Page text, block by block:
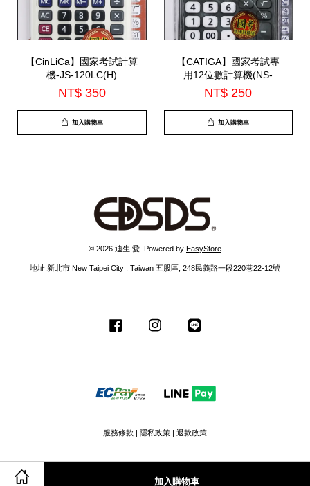
加入購物車
【CinLiCa】國家考試計算
機-JS-120LC(H)
NT$ 350
加入購物車
【CATIGA】國家考試專
用12位數計算機(NS-
1200B)
NT$ 250
加入購物車
© 2026 迪生 愛. Powered by EasyStore
地址:新北市 New Taipei City , Taiwan 五股區, 248民義路一段220巷22-12號
Facebook Instagram
服務條款 | 隱私政策 | 退款政策